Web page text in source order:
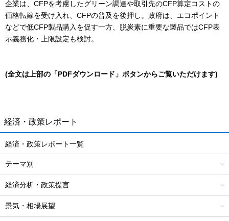
企業は、CFPを考慮したグリーン調達や取引先のCFP算定コストの
価格転嫁を受け入れ、CFPの普及を後押し。政府は、エコポイント
などで低CFP製品購入を促す一方、脱炭素に重要な製品ではCFP表
示義務化・上限設定も検討。
(全文は上部の「PDFダウンロード」ボタンからご覧いただけます)
経済・政策レポート
経済・政策レポート一覧
テーマ別
経済分析・政策提言
景気・相場展望